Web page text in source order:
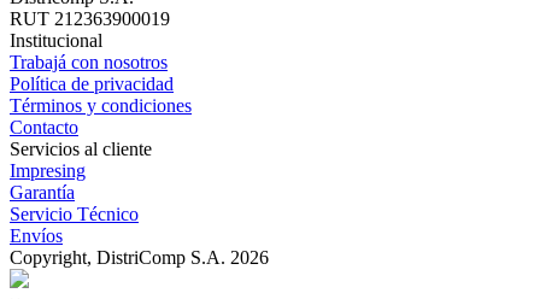
RUT 212363900019
Institucional
Trabajá con nosotros
Política de privacidad
Términos y condiciones
Contacto
Servicios al cliente
Impresing
Garantía
Servicio Técnico
Envíos
Copyright, DistriComp S.A. 2026